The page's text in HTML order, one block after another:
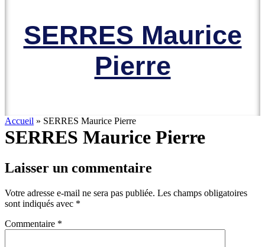
SERRES Maurice
Pierre
Accueil » SERRES Maurice Pierre
SERRES Maurice Pierre
Laisser un commentaire
Votre adresse e-mail ne sera pas publiée. Les champs obligatoires
sont indiqués avec *
Commentaire *